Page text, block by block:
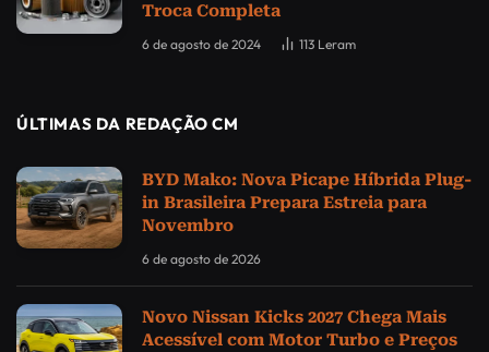
Troca Completa
6 de agosto de 2024 113 Leram
ÚLTIMAS DA REDAÇÃO CM
BYD Mako: Nova Picape Híbrida Plug-
in Brasileira Prepara Estreia para
Novembro
6 de agosto de 2026
Novo Nissan Kicks 2027 Chega Mais
Acessível com Motor Turbo e Preços